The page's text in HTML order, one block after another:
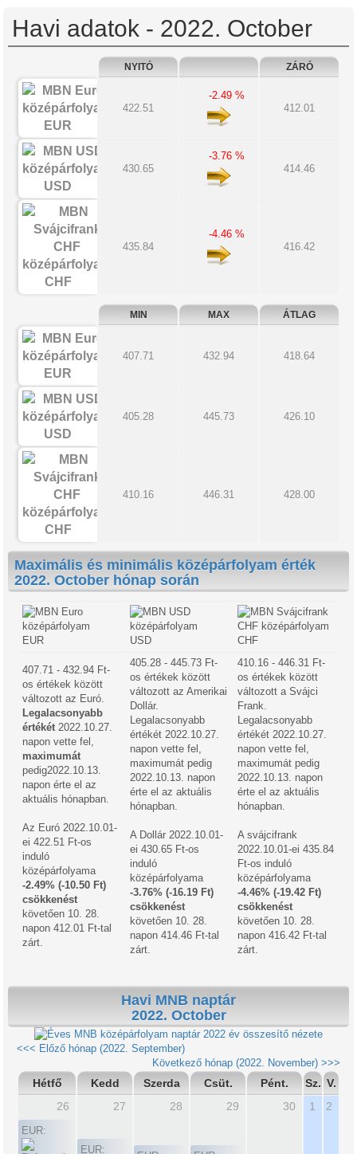
Havi adatok - 2022. October
NYITÓ ZÁRÓ
EUR
422.51
-2.49 %
412.01
USD
430.65
-3.76 %
414.46
CHF
435.84
-4.46 %
416.42
MIN MAX ÁTLAG
EUR
407.71 432.94 418.64
USD
405.28 445.73 426.10
CHF
410.16 446.31 428.00
Maximális és minimális középárfolyam érték
2022. October hónap során
EUR USD CHF
407.71 - 432.94 Ft-
os értékek között
változott az Euró.
Legalacsonyabb
értékét 2022.10.27.
napon vette fel,
maximumát
pedig2022.10.13.
napon érte el az
aktuális hónapban.
Az Euró 2022.10.01-
ei 422.51 Ft-os
induló
középárfolyama
-2.49% (-10.50 Ft)
csökkenést
követően 10. 28.
napon 412.01 Ft-tal
zárt.
405.28 - 445.73 Ft-
os értékek között
változott az Amerikai
Dollár.
Legalacsonyabb
értékét 2022.10.27.
napon vette fel,
maximumát pedig
2022.10.13. napon
érte el az aktuális
hónapban.
A Dollár 2022.10.01-
ei 430.65 Ft-os
induló
középárfolyama
-3.76% (-16.19 Ft)
csökkenést
követően 10. 28.
napon 414.46 Ft-tal
zárt.
410.16 - 446.31 Ft-
os értékek között
változott a Svájci
Frank.
Legalacsonyabb
értékét 2022.10.27.
napon vette fel,
maximumát pedig
2022.10.13. napon
érte el az aktuális
hónapban.
A svájcifrank
2022.10.01-ei 435.84
Ft-os induló
középárfolyama
-4.46% (-19.42 Ft)
csökkenést
követően 10. 28.
napon 416.42 Ft-tal
zárt.
Havi MNB naptár
2022. October
2022 év összesítő nézete
<<< Előző hónap (2022. September)
Következő hónap (2022. November) >>>
Hétfő Kedd Szerda Csüt. Pént. Sz. V.
26
EUR:
27
EUR:
28 29 30 1 2